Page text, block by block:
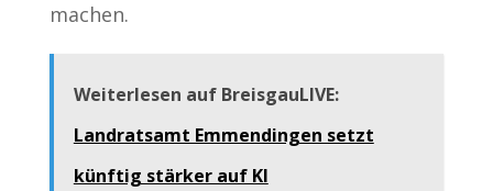
machen.
Weiterlesen auf BreisgauLIVE:
Landratsamt Emmendingen setzt
künftig stärker auf KI